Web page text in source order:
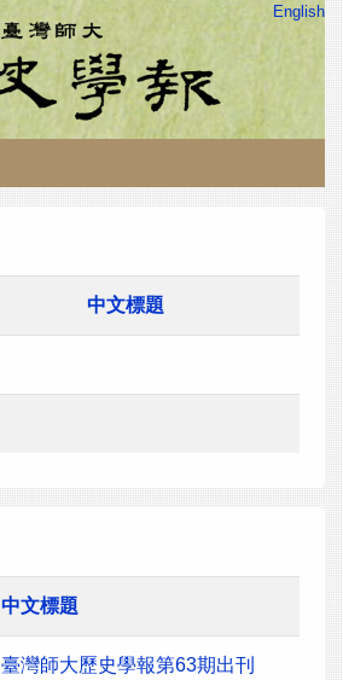
English
中文標題
中文標題
臺灣師大歷史學報第63期出刊